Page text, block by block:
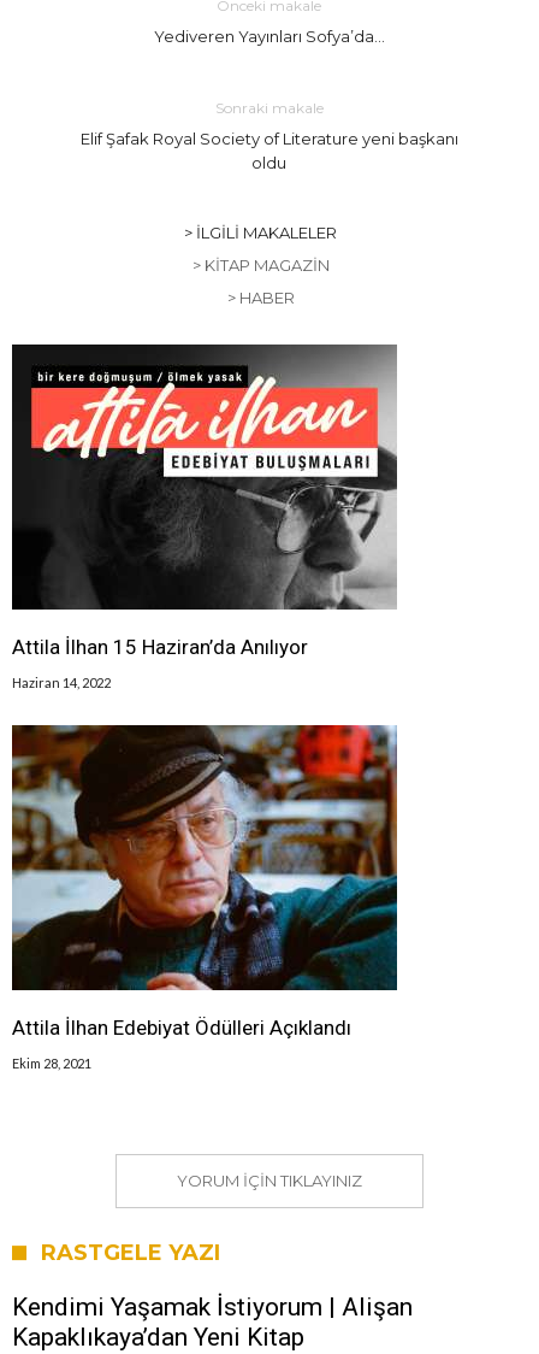
Önceki makale
Yediveren Yayınları Sofya’da…
Sonraki makale
Elif Şafak Royal Society of Literature yeni başkanı
oldu
> İLGILI MAKALELER
> KITAP MAGAZIN
> HABER
Attila İlhan 15 Haziran’da Anılıyor
Haziran 14, 2022
Attila İlhan Edebiyat Ödülleri Açıklandı
Ekim 28, 2021
YORUM IÇIN TIKLAYINIZ
RASTGELE YAZI
Kendimi Yaşamak İstiyorum | Alişan
Kapaklıkaya’dan Yeni Kitap